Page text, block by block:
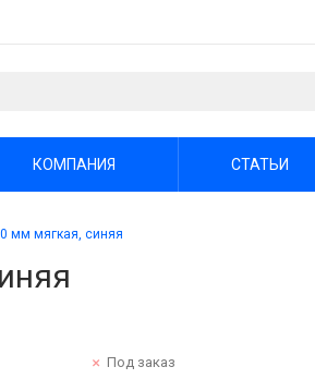
КОМПАНИЯ СТАТЬИ
мм мягкая, синяя
Под заказ